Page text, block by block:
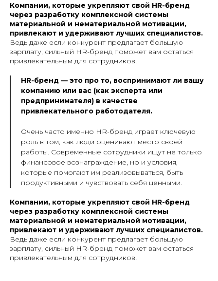
Компании, которые укрепляют свой HR-бренд
через разработку комплексной системы
материальной и нематериальной мотивации,
привлекают и удерживают лучших специалистов.
Ведь даже если конкурент предлагает большую
зарплату, сильный HR-бренд поможет вам остаться
привлекательным для сотрудников!
HR-бренд — это про то, воспринимают ли вашу
компанию или вас (как эксперта или
предпринимателя) в качестве
привлекательного работодателя.
Очень часто именно HR-бренд играет ключевую
роль в том, как люди оценивают место своей
работы. Современные сотрудники ищут не только
финансовое вознаграждение, но и условия,
которые помогают им реализовываться, быть
продуктивными и чувствовать себя ценными.
Компании, которые укрепляют свой HR-бренд
через разработку комплексной системы
материальной и нематериальной мотивации,
привлекают и удерживают лучших специалистов.
Ведь даже если конкурент предлагает большую
зарплату, сильный HR-бренд поможет вам остаться
привлекательным для сотрудников!